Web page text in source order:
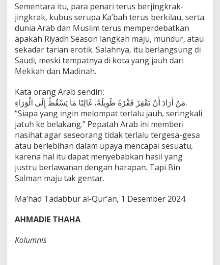
Sementara itu, para penari terus berjingkrak-
jingkrak, kubus serupa Ka’bah terus berkilau, serta
dunia Arab dan Muslim terus memperdebatkan
apakah Riyadh Season langkah maju, mundur, atau
sekadar tarian erotik. Salahnya, itu berlangsung di
Saudi, meski tempatnya di kota yang jauh dari
Mekkah dan Madinah.
Kata orang Arab sendiri:
مَنْ أَرَادَ أَنْ يَقْفِزَ قَفْزَةً طَوِيلَةً، غَالِبًا مَا يَسْقُطُ إِلَى الْوَرَاءِ.
“Siapa yang ingin melompat terlalu jauh, seringkali
jatuh ke belakang.” Pepatah Arab ini memberi
nasihat agar seseorang tidak terlalu tergesa-gesa
atau berlebihan dalam upaya mencapai sesuatu,
karena hal itu dapat menyebabkan hasil yang
justru berlawanan dengan harapan. Tapi Bin
Salman maju tak gentar.
Ma’had Tadabbur al-Qur’an, 1 Desember 2024
AHMADIE THAHA
Kolumnis